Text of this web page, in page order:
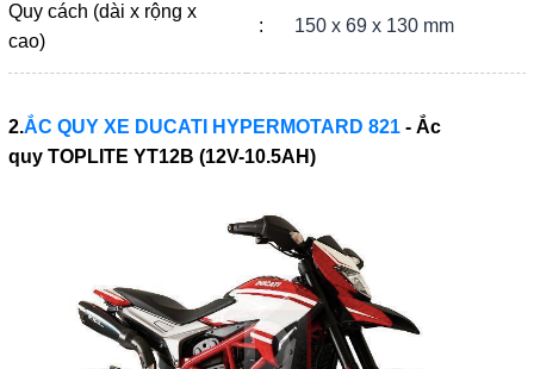
Quy cách (dài x rộng x
cao)
: 150 x 69 x 130 mm
2.ẮC QUY XE DUCATI HYPERMOTARD 821- Ắc
quy TOPLITE YT12B (12V-10.5AH)